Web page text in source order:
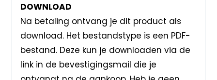
DOWNLOAD
Na betaling ontvang je dit product als
download. Het bestandstype is een PDF-
bestand. Deze kun je downloaden via de
link in de bevestigingsmail die je